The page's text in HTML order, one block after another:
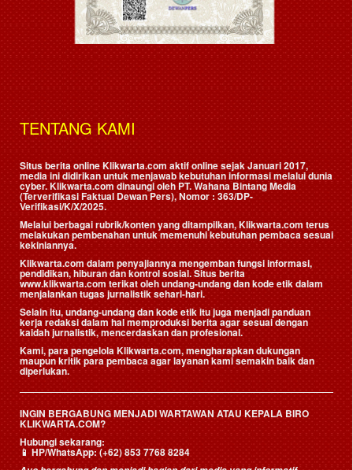
TENTANG KAMI
Situs berita online Klikwarta.com aktif online sejak Januari 2017,
media ini didirikan untuk menjawab kebutuhan informasi melalui dunia
cyber. Klikwarta.com dinaungi oleh PT. Wahana Bintang Media
(Terverifikasi Faktual Dewan Pers), Nomor : 363/DP-
Verifikasi/K/X/2025.
Melalui berbagai rubrik/konten yang ditampilkan, Klikwarta.com terus
melakukan pembenahan untuk memenuhi kebutuhan pembaca sesuai
kekiniannya.
Klikwarta.com dalam penyajiannya mengemban fungsi informasi,
pendidikan, hiburan dan kontrol sosial. Situs berita
www.klikwarta.com terikat oleh undang-undang dan kode etik dalam
menjalankan tugas jurnalistik sehari-hari.
Selain itu, undang-undang dan kode etik itu juga menjadi panduan
kerja redaksi dalam hal memproduksi berita agar sesuai dengan
kaidah jurnalistik, mencerdaskan dan profesional.
Kami, para pengelola Klikwarta.com, mengharapkan dukungan
maupun kritik para pembaca agar layanan kami semakin baik dan
diperlukan.
INGIN BERGABUNG MENJADI WARTAWAN ATAU KEPALA BIRO
KLIKWARTA.COM?
Hubungi sekarang:
📱HP/WhatsApp:(+62) 853 7768 8284